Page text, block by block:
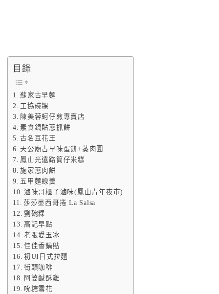
目錄
蘇家古早麵
工協碗粿
陳美蓉蚵仔煎專賣店
素食鍋貼蔥抓餅
古名豆花王
天公廟古早味蛋餅+蒸肉圓
鳳山光遠路筒仔米糕
施家蔥肉餅
五甲麵線羹
滷味哥櫃子滷味(鳳山青年夜市)
莎莎墨西哥捲 La Salsa
劉碗粿
高記早點
老張愛玉冰
佳佳香鍋貼
初UI日式拉麵
街頭咖啡
阿婆鹹酥雞
吮糖雪花